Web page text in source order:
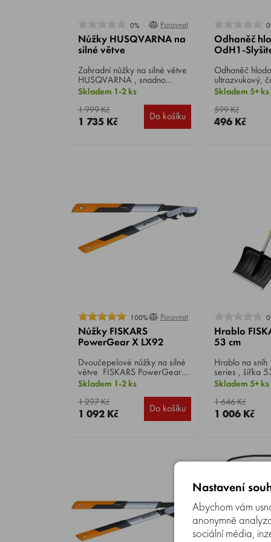
0% Porovnat
Nůžky HUSQVARNA na
silné větve
Zahradní nůžky na silné větve
HUSQVARNA , snadno
ustřihnou velké větve až do
Skladem 1-2 ks
1 999 Kč
1 735 Kč Do košíku
Odhaněč
OdH1-
Odhaněč hlodavců
ultrazvukový,
slyšitelný,
dlouhé tóny s
dlouhými
do prostorů,
Skladem 5+ ks
599 Kč
496 Kč
100% Porovnat
Nůžky FISKARS
PowerGear X LX92
Dvoučepelové nůžky na silné
větve FISKARS PowerGear X
LX92 , velikost S, navrženy
až do průměru 38 mm.
Skladem 1-2 ks
1 297 Kč
1 092 Kč Do košíku
Hrablo
53 cm
Hrablo na sníh
series , šířka
153 cm,
1,56 kg.
Skladem 5+ ks
1 646 Kč
1 006 Kč
Nastavení
Abychom vám
anonymně
sociální média,